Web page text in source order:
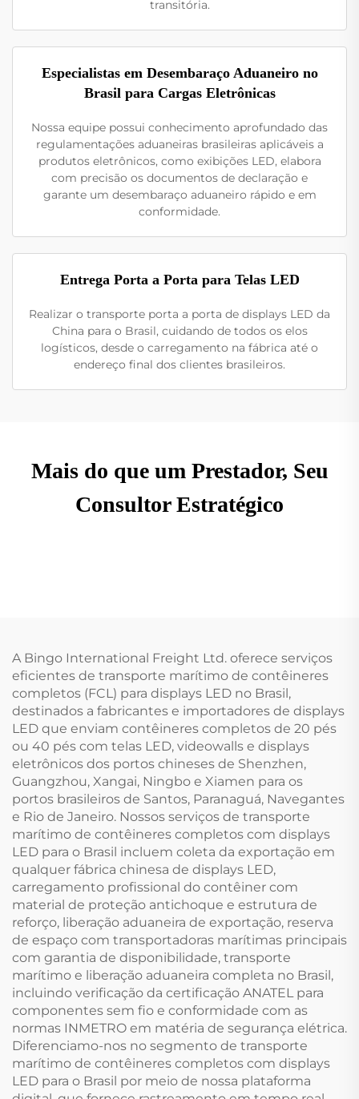
transitória.
Especialistas em Desembaraço Aduaneiro no
Brasil para Cargas Eletrônicas
Nossa equipe possui conhecimento aprofundado das
regulamentações aduaneiras brasileiras aplicáveis a
produtos eletrônicos, como exibições LED, elabora
com precisão os documentos de declaração e
garante um desembaraço aduaneiro rápido e em
conformidade.
Entrega Porta a Porta para Telas LED
Realizar o transporte porta a porta de displays LED da
China para o Brasil, cuidando de todos os elos
logísticos, desde o carregamento na fábrica até o
endereço final dos clientes brasileiros.
Mais do que um Prestador, Seu
Consultor Estratégico
A Bingo International Freight Ltd. oferece serviços
eficientes de transporte marítimo de contêineres
completos (FCL) para displays LED no Brasil,
destinados a fabricantes e importadores de displays
LED que enviam contêineres completos de 20 pés
ou 40 pés com telas LED, videowalls e displays
eletrônicos dos portos chineses de Shenzhen,
Guangzhou, Xangai, Ningbo e Xiamen para os
portos brasileiros de Santos, Paranaguá, Navegantes
e Rio de Janeiro. Nossos serviços de transporte
marítimo de contêineres completos com displays
LED para o Brasil incluem coleta da exportação em
qualquer fábrica chinesa de displays LED,
carregamento profissional do contêiner com
material de proteção antichoque e estrutura de
reforço, liberação aduaneira de exportação, reserva
de espaço com transportadoras marítimas principais
com garantia de disponibilidade, transporte
marítimo e liberação aduaneira completa no Brasil,
incluindo verificação da certificação ANATEL para
componentes sem fio e conformidade com as
normas INMETRO em matéria de segurança elétrica.
Diferenciamo-nos no segmento de transporte
marítimo de contêineres completos com displays
LED para o Brasil por meio de nossa plataforma